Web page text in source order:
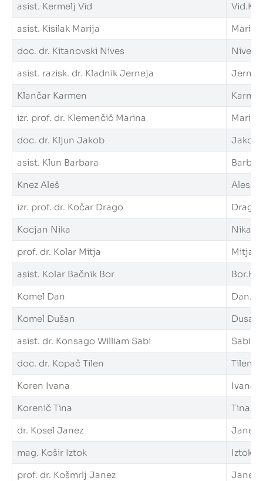
asist. Kermelj Vid
asist. Kisilak Marija
doc. dr. Kitanovski Nives
asist. razisk. dr. Kladnik Jerneja
Klančar Karmen
izr. prof. dr. Klemenčič Marina
doc. dr. Kljun Jakob
asist. Klun Barbara
Knez Aleš
izr. prof. dr. Kočar Drago
Kocjan Nika
prof. dr. Kolar Mitja
asist. Kolar Bačnik Bor
Komel Dan
Komel Dušan
asist. dr. Konsago William Sabi
doc. dr. Kopač Tilen
Koren Ivana
Korenič Tina
dr. Kosel Janez
mag. Košir Iztok
prof. dr. Košmrlj Janez